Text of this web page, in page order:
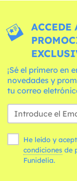
ACCEDE
¡Sé el primero en
novedades y
tu correo
He leído y
condiciones
Funidelia.